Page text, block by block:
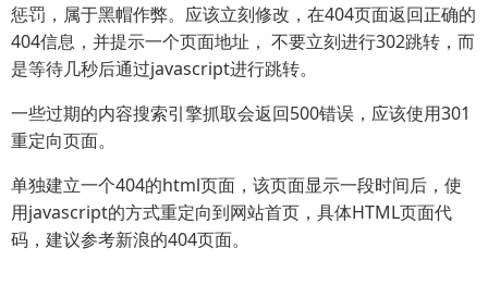
惩罚，属于黑帽作弊。应该立刻修改，在404页面返回正确的
404信息，并提示一个页面地址， 不要立刻进行302跳转，而
是等待几秒后通过javascript进行跳转。
一些过期的内容搜索引擎抓取会返回500错误，应该使用301
重定向页面。
单独建立一个404的html页面，该页面显示一段时间后，使
用javascript的方式重定向到网站首页，具体HTML页面代
码，建议参考新浪的404页面。